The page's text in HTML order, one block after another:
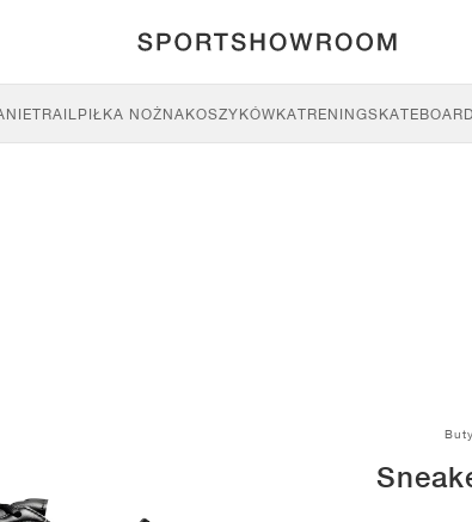
TRAILPIŁKA NOŻNAKOSZYKÓWKATRENING
Buty